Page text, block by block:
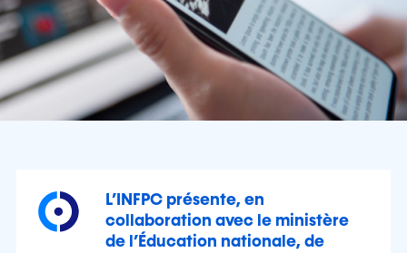
L’INFPC présente, en
collaboration avec le ministère
de l’Éducation nationale, de